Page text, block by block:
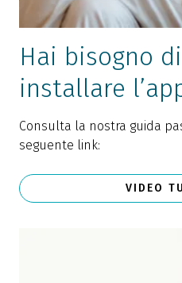
Hai bisogno
installare
Consulta la nostra guida
seguente link:
VIDEO